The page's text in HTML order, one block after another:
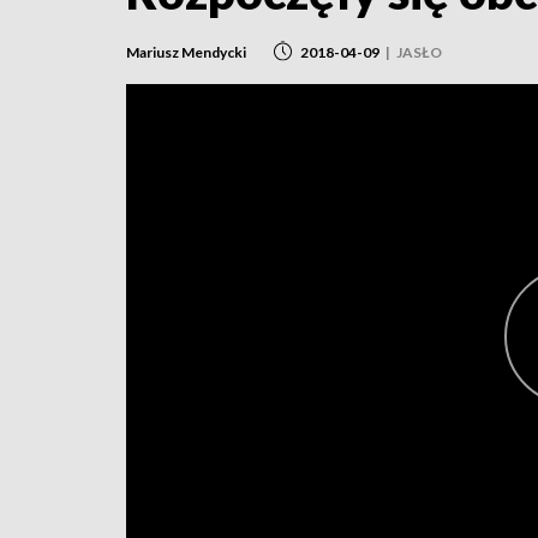
Mariusz Mendycki 2018-04-09 | JASŁO